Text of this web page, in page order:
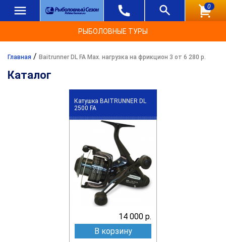
0
РЫБОЛОВНЫЕ ТУРЫ
Главная / Baitrunner DL FA Max. нагрузка на фрикцион 3 от 6 280 р.
Каталог
Катушка BAITRUNNER DL
2500 FA
14 000 р.
В корзину